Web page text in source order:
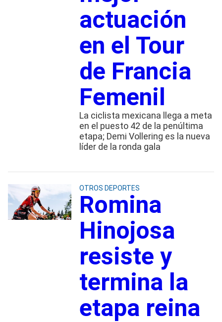
actuación
en el Tour
de Francia
Femenil
La ciclista mexicana llega a meta
en el puesto 42 de la penúltima
etapa; Demi Vollering es la nueva
líder de la ronda gala
OTROS DEPORTES
Romina
Hinojosa
resiste y
termina la
etapa reina